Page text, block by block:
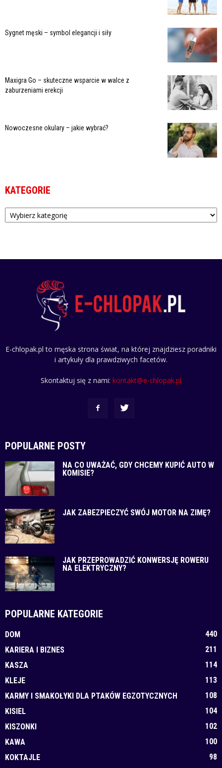
Sygnet męski – symbol elegancji i siły
Maxigra Go – skuteczne wsparcie w walce z
zaburzeniami erekcji
Nowoczesne okulary – jakie wybrać?
KATEGORIE
Kategorie
E-chlopak.pl to męska strona świat, na której znajdziesz poradniki
i artykuły dla prawdziwych facetów.
Skontaktuj się z nami: kontakt@e-chlopak.pl
POPULARNE POSTY
NA CO UWAŻAĆ, GDY CHCEMY KUPIĆ AUTO W
KOMISIE?
JAK ZABEZPIECZYĆ SWÓJ MOTOR NA ZIMĘ?
JAK PRZEPROWADZIĆ KONWERSJĘ ROWERU
NA ELEKTRYCZNY?
POPULARNE KATEGORIE
DOM
440
KARIERA I BIZNES
211
KASZA
114
KLEJE
113
KARMY I SMAKOŁYKI DLA PTAKÓW EGZOTYCZNYCH
108
KISIEL
104
KISZONKI
102
KAWA
100
KOKTAJLE
98